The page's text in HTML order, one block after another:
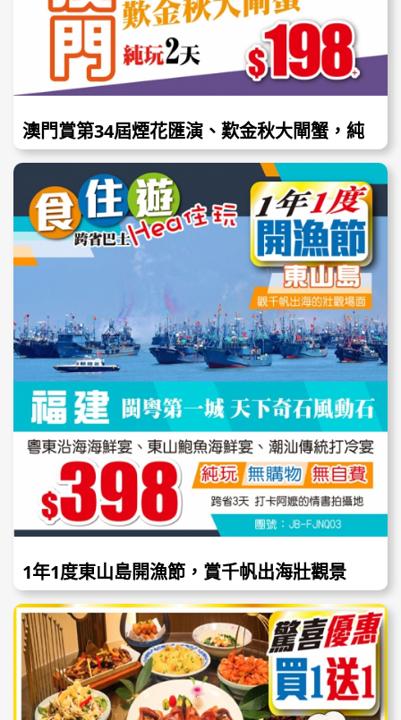
澳門賞第34屆煙花匯演、歎金秋大閘蟹，純
玩無購物2天
1年1度東山島開漁節，賞千帆出海壯觀景
象，食海鮮珍饈美味！